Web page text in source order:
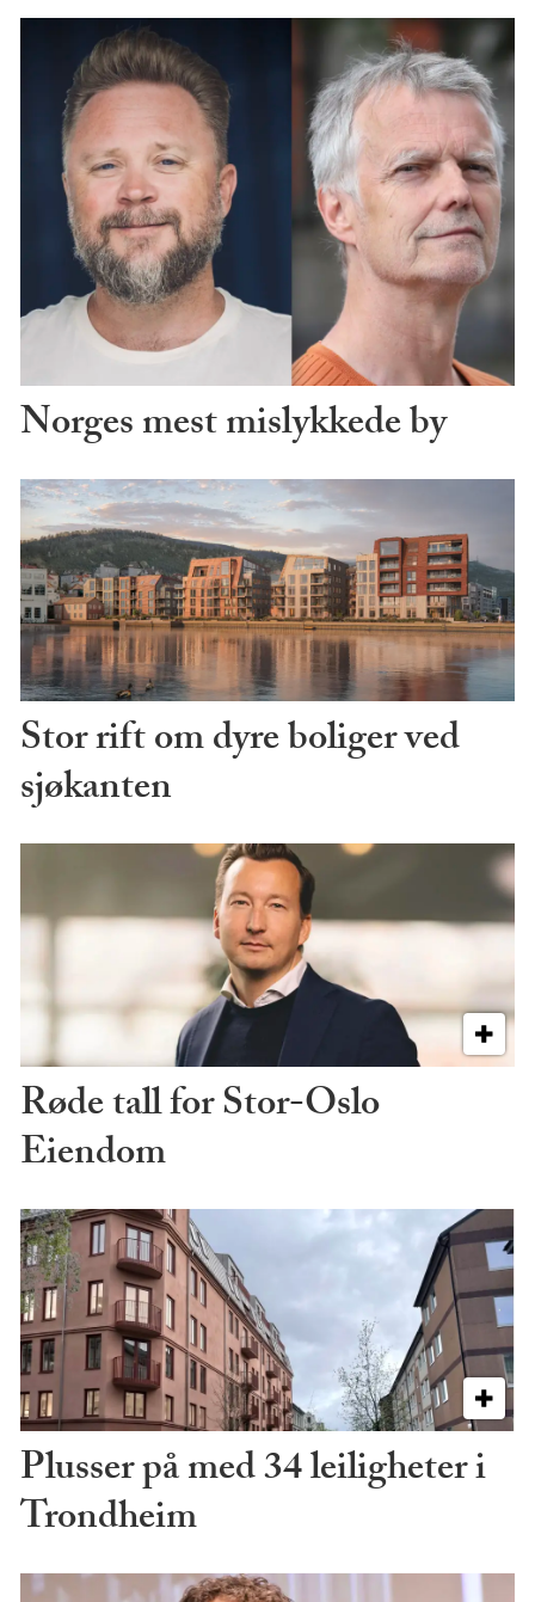
Norges mest mislykkede by
Stor rift om dyre boliger ved
sjøkanten
Røde tall for Stor-Oslo
Eiendom
Plusser på med 34 leiligheter i
Trondheim